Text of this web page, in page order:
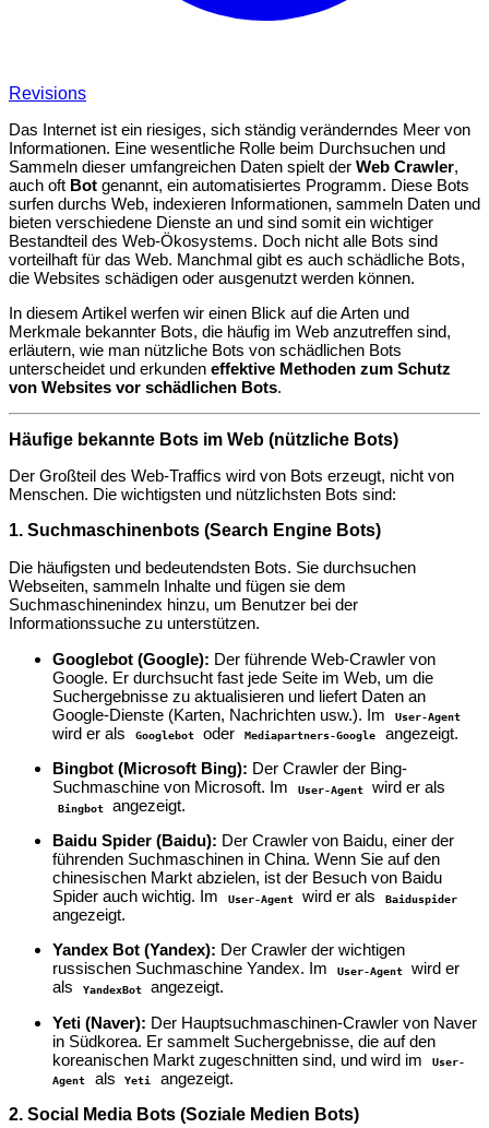
Revisions
Das Internet ist ein riesiges, sich ständig veränderndes Meer von
Informationen. Eine wesentliche Rolle beim Durchsuchen und
Sammeln dieser umfangreichen Daten spielt der Web Crawler,
auch oft Bot genannt, ein automatisiertes Programm. Diese Bots
surfen durchs Web, indexieren Informationen, sammeln Daten und
bieten verschiedene Dienste an und sind somit ein wichtiger
Bestandteil des Web-Ökosystems. Doch nicht alle Bots sind
vorteilhaft für das Web. Manchmal gibt es auch schädliche Bots,
die Websites schädigen oder ausgenutzt werden können.
In diesem Artikel werfen wir einen Blick auf die Arten und
Merkmale bekannter Bots, die häufig im Web anzutreffen sind,
erläutern, wie man nützliche Bots von schädlichen Bots
unterscheidet und erkunden effektive Methoden zum Schutz
von Websites vor schädlichen Bots.
Häufige bekannte Bots im Web (nützliche Bots)
Der Großteil des Web-Traffics wird von Bots erzeugt, nicht von
Menschen. Die wichtigsten und nützlichsten Bots sind:
1. Suchmaschinenbots (Search Engine Bots)
Die häufigsten und bedeutendsten Bots. Sie durchsuchen
Webseiten, sammeln Inhalte und fügen sie dem
Suchmaschinenindex hinzu, um Benutzer bei der
Informationssuche zu unterstützen.
Googlebot (Google): Der führende Web-Crawler von
Google. Er durchsucht fast jede Seite im Web, um die
Suchergebnisse zu aktualisieren und liefert Daten an
Google-Dienste (Karten, Nachrichten usw.). Im
User-Agent
wird er als Googlebot oder Mediapartners-Google
angezeigt.
Bingbot (Microsoft Bing): Der Crawler der Bing-
Suchmaschine von Microsoft. Im
User-Agent wird er als
Bingbot
angezeigt.
Baidu Spider (Baidu): Der Crawler von Baidu, einer der
führenden Suchmaschinen in China. Wenn Sie auf den
chinesischen Markt abzielen, ist der Besuch von Baidu
Spider auch wichtig. Im
User-Agent wird er als Baiduspider
angezeigt.
Yandex Bot (Yandex): Der Crawler der wichtigen
russischen Suchmaschine Yandex. Im
User-Agent
wird er
als
YandexBot
angezeigt.
Yeti (Naver): Der Hauptsuchmaschinen-Crawler von Naver
in Südkorea. Er sammelt Suchergebnisse, die auf den
koreanischen Markt zugeschnitten sind, und wird im
User-
Agent
als Yeti
angezeigt.
2. Social Media Bots (Soziale Medien Bots)